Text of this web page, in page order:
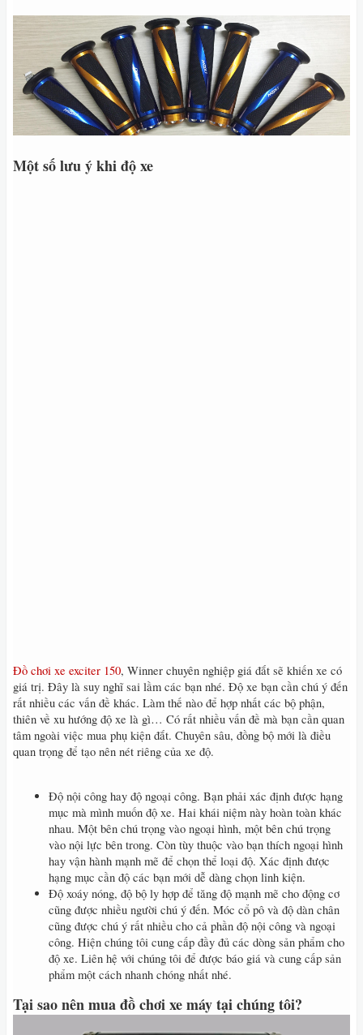
Một số lưu ý khi độ xe
Đồ chơi xe exciter 150, Winner chuyên nghiệp giá đắt sẽ khiến xe có
giá trị. Đây là suy nghĩ sai lầm các bạn nhé. Độ xe bạn cần chú ý đến
rất nhiều các vấn đề khác. Làm thế nào để hợp nhất các bộ phận,
thiên về xu hướng độ xe là gì… Có rất nhiều vấn đề mà bạn cần quan
tâm ngoài việc mua phụ kiện đắt. Chuyên sâu, đồng bộ mới là điều
quan trọng để tạo nên nét riêng của xe độ.
Độ nội công hay độ ngoại công. Bạn phải xác định được hạng
mục mà mình muốn độ xe. Hai khái niệm này hoàn toàn khác
nhau. Một bên chú trọng vào ngoại hình, một bên chú trọng
vào nội lực bên trong. Còn tùy thuộc vào bạn thích ngoại hình
hay vận hành mạnh mẽ để chọn thể loại độ. Xác định được
hạng mục cần độ các bạn mới dễ dàng chọn linh kiện.
Độ xoáy nóng, độ bộ ly hợp để tăng độ mạnh mẽ cho động cơ
cũng được nhiều người chú ý đến. Móc cổ pô và độ dàn chân
cũng được chú ý rất nhiều cho cả phần độ nội công và ngoại
công. Hiện chúng tôi cung cấp đầy đủ các dòng sản phẩm cho
độ xe. Liên hệ với chúng tôi để được báo giá và cung cấp sản
phẩm một cách nhanh chóng nhất nhé.
Tại sao nên mua đồ chơi xe máy tại chúng tôi?